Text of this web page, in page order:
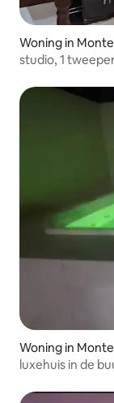
Woning in
studio, 1
Woning in
luxehuis in de